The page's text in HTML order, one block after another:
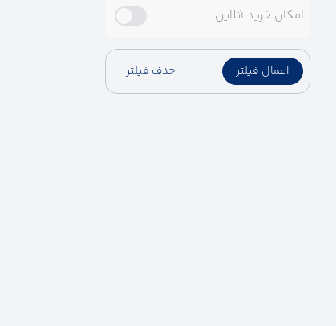
امکان خرید آنلاین
اعمال فیلتر حذف فیلتر